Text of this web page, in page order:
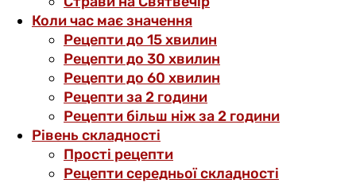
Коли час має значення
Рецепти до 15 хвилин
Рецепти до 30 хвилин
Рецепти до 60 хвилин
Рецепти за 2 години
Рецепти більш ніж за 2 години
Рівень складності
Прості рецепти
Рецепти середньої складності